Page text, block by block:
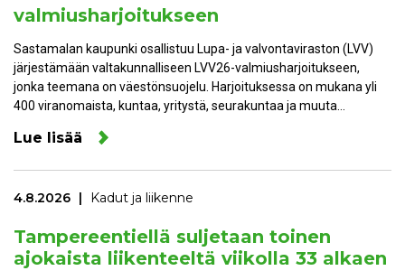
valmiusharjoitukseen
Sastamalan kaupunki osallistuu Lupa- ja valvontaviraston (LVV)
järjestämään valtakunnalliseen LVV26-valmiusharjoitukseen,
jonka teemana on väestönsuojelu. Harjoituksessa on mukana yli
400 viranomaista, kuntaa, yritystä, seurakuntaa ja muuta…
Lue lisää
4.8.2026 Kadut ja liikenne
Tampereentiellä suljetaan toinen
ajokaista liikenteeltä viikolla 33 alkaen